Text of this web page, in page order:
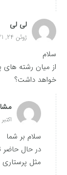
لی لی
ژوئن 24, 2021 6:09 ق.ظ
سلام
از میان رشته های
خواهد داشت؟
اکتبر 3, 2021 12:21 ب.ظ
سلام بر شما
در حال حاضر
مثل پرستاری